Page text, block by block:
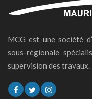
MCG est une société
sous-régionale
supervision des travaux.